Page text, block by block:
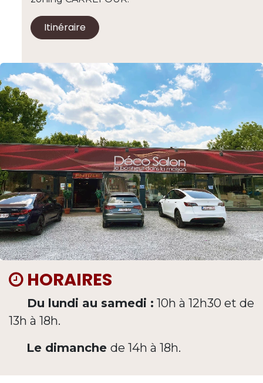
Itinéraire
HORAIRES
Du lundi au samedi : 10h à 12h30 et de
13h à 18h.
Le dimanche de 14h à 18h.